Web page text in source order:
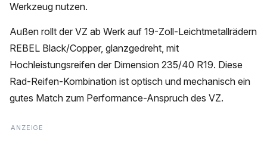
Werkzeug nutzen.
Außen rollt der VZ ab Werk auf 19-Zoll-Leichtmetallrädern
REBEL Black/Copper, glanzgedreht, mit
Hochleistungsreifen der Dimension 235/40 R19. Diese
Rad-Reifen-Kombination ist optisch und mechanisch ein
gutes Match zum Performance-Anspruch des VZ.